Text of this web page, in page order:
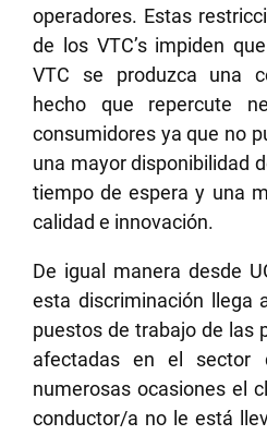
operadores. Estas
de los VTC’s impiden
VTC se produzca una
hecho que repercute
consumidores ya que no
una mayor disponibilidad
tiempo de espera y una
calidad e innovación.
De igual manera desde
esta discriminación llega
puestos de trabajo de las
afectadas en el sector
numerosas ocasiones el
conductor/a no le está